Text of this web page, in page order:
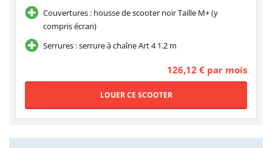
Couvertures : housse de scooter noir Taille M+ (y
compris écran)
Serrures : serrure à chaîne Art 4 1.2 m
126,12 € par mois